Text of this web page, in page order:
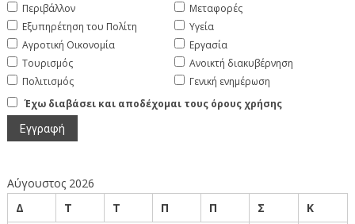
Περιβάλλον
Εξυπηρέτηση του Πολίτη
Αγροτική Οικονομία
Τουρισμός
Πολιτισμός
Μεταφορές
Υγεία
Εργασία
Ανοικτή διακυβέρνηση
Γενική ενημέρωση
Έχω διαβάσει και αποδέχομαι τους όρους χρήσης
Αύγουστος 2026
Δ
Τ Τ Π Π Σ
Κ